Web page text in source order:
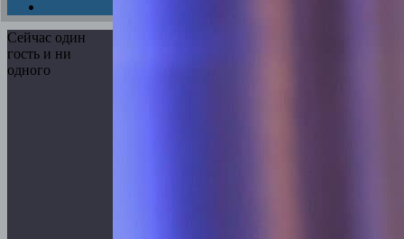
Сейчас один
гость и ни
одного